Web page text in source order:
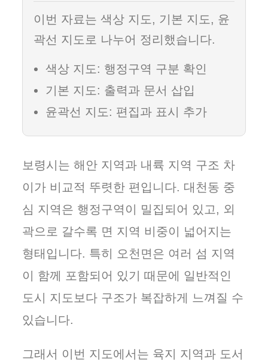
이번 자료는 색상 지도, 기본 지도, 윤
곽선 지도로 나누어 정리했습니다.
색상 지도: 행정구역 구분 확인
기본 지도: 출력과 문서 삽입
윤곽선 지도: 편집과 표시 추가
보령시는 해안 지역과 내륙 지역 구조 차
이가 비교적 뚜렷한 편입니다. 대천동 중
심 지역은 행정구역이 밀집되어 있고, 외
곽으로 갈수록 면 지역 비중이 넓어지는
형태입니다. 특히 오천면은 여러 섬 지역
이 함께 포함되어 있기 때문에 일반적인
도시 지도보다 구조가 복잡하게 느껴질 수
있습니다.
그래서 이번 지도에서는 육지 지역과 도서